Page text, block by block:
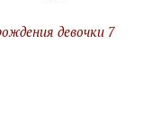
девочки 7